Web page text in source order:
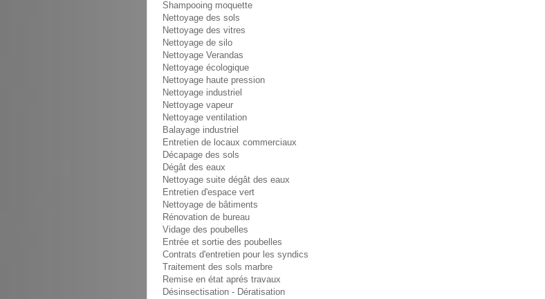
Shampooing moquette
Nettoyage des sols
Nettoyage des vitres
Nettoyage de silo
Nettoyage Verandas
Nettoyage écologique
Nettoyage haute pression
Nettoyage industriel
Nettoyage vapeur
Nettoyage ventilation
Balayage industriel
Entretien de locaux commerciaux
Décapage des sols
Dégât des eaux
Nettoyage suite dégât des eaux
Entretien d'espace vert
Nettoyage de bâtiments
Rénovation de bureau
Vidage des poubelles
Entrée et sortie des poubelles
Contrats d'entretien pour les syndics
Traitement des sols marbre
Remise en état aprés travaux
Désinsectisation - Dératisation